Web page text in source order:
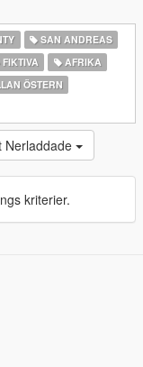
SAN ANDREAS
FIKTIVA
AFRIKA
ÖSTERN
Nerladdade
kriterier.